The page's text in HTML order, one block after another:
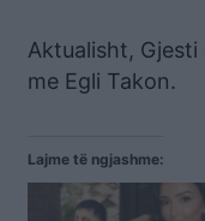
Aktualisht,
me Egli Takon.
Lajme të ngjashme: